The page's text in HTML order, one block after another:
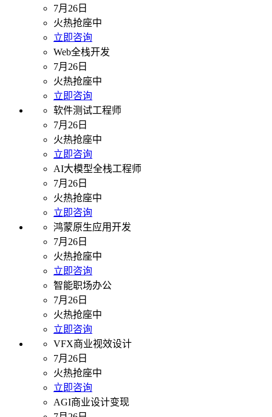
7月26日
火热抢座中
立即咨询
Web全栈开发
7月26日
火热抢座中
立即咨询
软件测试工程师
7月26日
火热抢座中
立即咨询
AI大模型全栈工程师
7月26日
火热抢座中
立即咨询
鸿蒙原生应用开发
7月26日
火热抢座中
立即咨询
智能职场办公
7月26日
火热抢座中
立即咨询
VFX商业视效设计
7月26日
火热抢座中
立即咨询
AGI商业设计变现